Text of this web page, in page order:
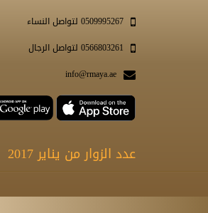
0509995267 لتواصل النساء
0566803261 لتواصل الرجال
info@rmaya.ae
عدد الزوار من يناير 2017